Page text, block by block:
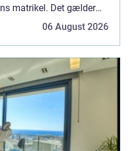
matrikel. Det gælder
eller
06 August 2026